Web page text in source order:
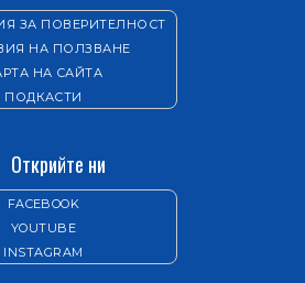
ЗА ПОВЕРИТЕЛНОСТ
НА ПОЛЗВАНЕ
НА САЙТА
ПОДКАСТИ
Открийте ни
FACEBOOK
YOUTUBE
INSTAGRAM